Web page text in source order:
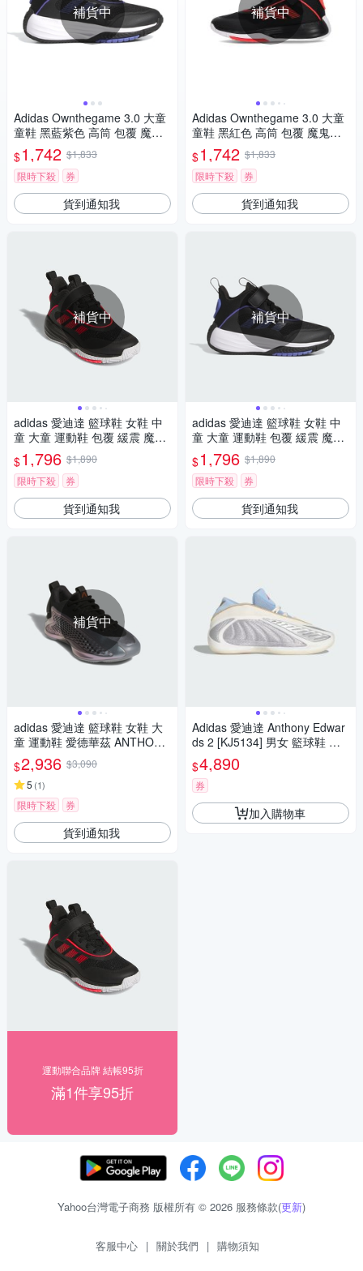
補貨中
Adidas Ownthegame 3.0 大童
童鞋 黑藍紫色 高筒 包覆 魔鬼
氈 耐磨 緩震 籃球鞋 JI0393
$1,742 $1,833
限時下殺
券
貨到通知我
補貨中
adidas 愛迪達 籃球鞋 女鞋 中
童 大童 運動鞋 包覆 緩震 魔鬼
氈 OWNTHEGAME 3.0 K 黑紅
JQ7939
$1,796 $1,890
限時下殺
券
貨到通知我
補貨中
adidas 愛迪達 籃球鞋 女鞋 大
童 運動鞋 愛德華茲 ANTHONY
EDWARDS 1 J LOW 銀黑 JQ8
885
$2,936 $3,090
5 (1)
限時下殺 券
貨到通知我
運動聯合品牌 結帳95折
滿1件享95折
補貨中
Adidas Ownthegame 3.0 大童
童鞋 黑紅色 高筒 包覆 魔鬼氈
耐磨 緩震 籃球鞋 JQ7939
$1,742 $1,833
限時下殺
券
貨到通知我
補貨中
adidas 愛迪達 籃球鞋 女鞋 中
童 大童 運動鞋 包覆 緩震 魔鬼
氈 OWNTHEGAME 3.0 K 黑 JI
0393 (C5106)
$1,796 $1,890
限時下殺
券
貨到通知我
Adidas 愛迪達 Anthony Edwar
ds 2 [KJ5134] 男女 籃球鞋 穩
定 支撐 緩震 銀 藍
$4,890
券
加入購物車
Yahoo台灣電子商務 版權所有 © 2026 服務條款(更新)
客服中心 | 關於我們 | 購物須知